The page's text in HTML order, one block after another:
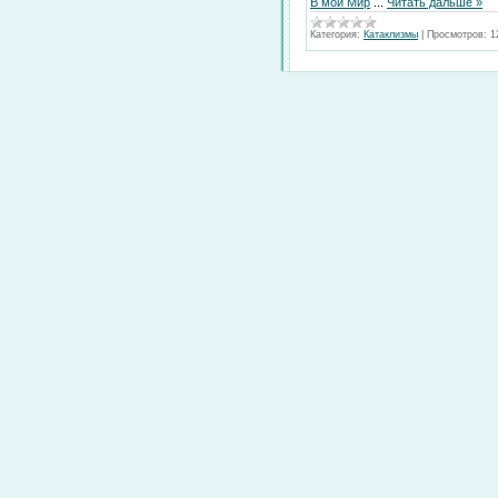
Категория: Катаклизмы Просмотров: